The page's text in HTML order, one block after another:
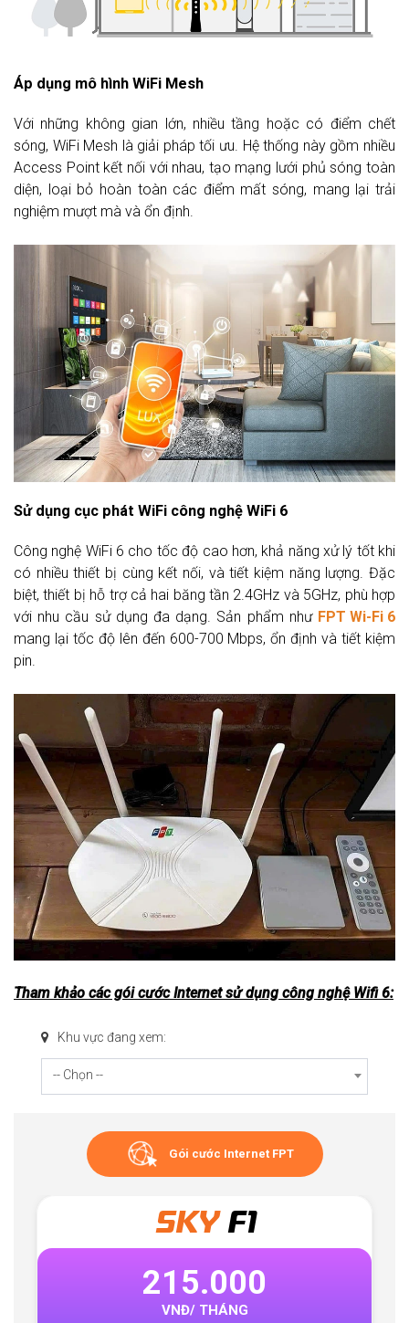
Áp dụng mô hình WiFi Mesh
Với những không gian lớn, nhiều tầng hoặc có điểm chết
sóng, WiFi Mesh là giải pháp tối ưu. Hệ thống này gồm nhiều
Access Point kết nối với nhau, tạo mạng lưới phủ sóng toàn
diện, loại bỏ hoàn toàn các điểm mất sóng, mang lại trải
nghiệm mượt mà và ổn định.
Sử dụng cục phát WiFi công nghệ WiFi 6
Công nghệ WiFi 6 cho tốc độ cao hơn, khả năng xử lý tốt khi
có nhiều thiết bị cùng kết nối, và tiết kiệm năng lượng. Đặc
biệt, thiết bị hỗ trợ cả hai băng tần 2.4GHz và 5GHz, phù hợp
với nhu cầu sử dụng đa dạng. Sản phẩm như FPT Wi-Fi 6
mang lại tốc độ lên đến 600-700 Mbps, ổn định và tiết kiệm
pin.
Tham khảo các gói cước Internet sử dụng công nghệ Wifi 6:
Khu vực đang xem:
-- Chọn --
Gói cước Internet FPT
SKYF1
215.000
VNĐ/ THÁNG